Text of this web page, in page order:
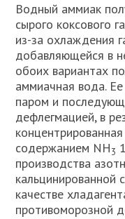
Водный аммиак
сырого коксового
из-за охлаждения
добавляющейся в
обоих вариантах
аммиачная вода.
паром и
дефлегмацией, в
содержанием NH3
производства
кальцинированной
качестве
противоморозной